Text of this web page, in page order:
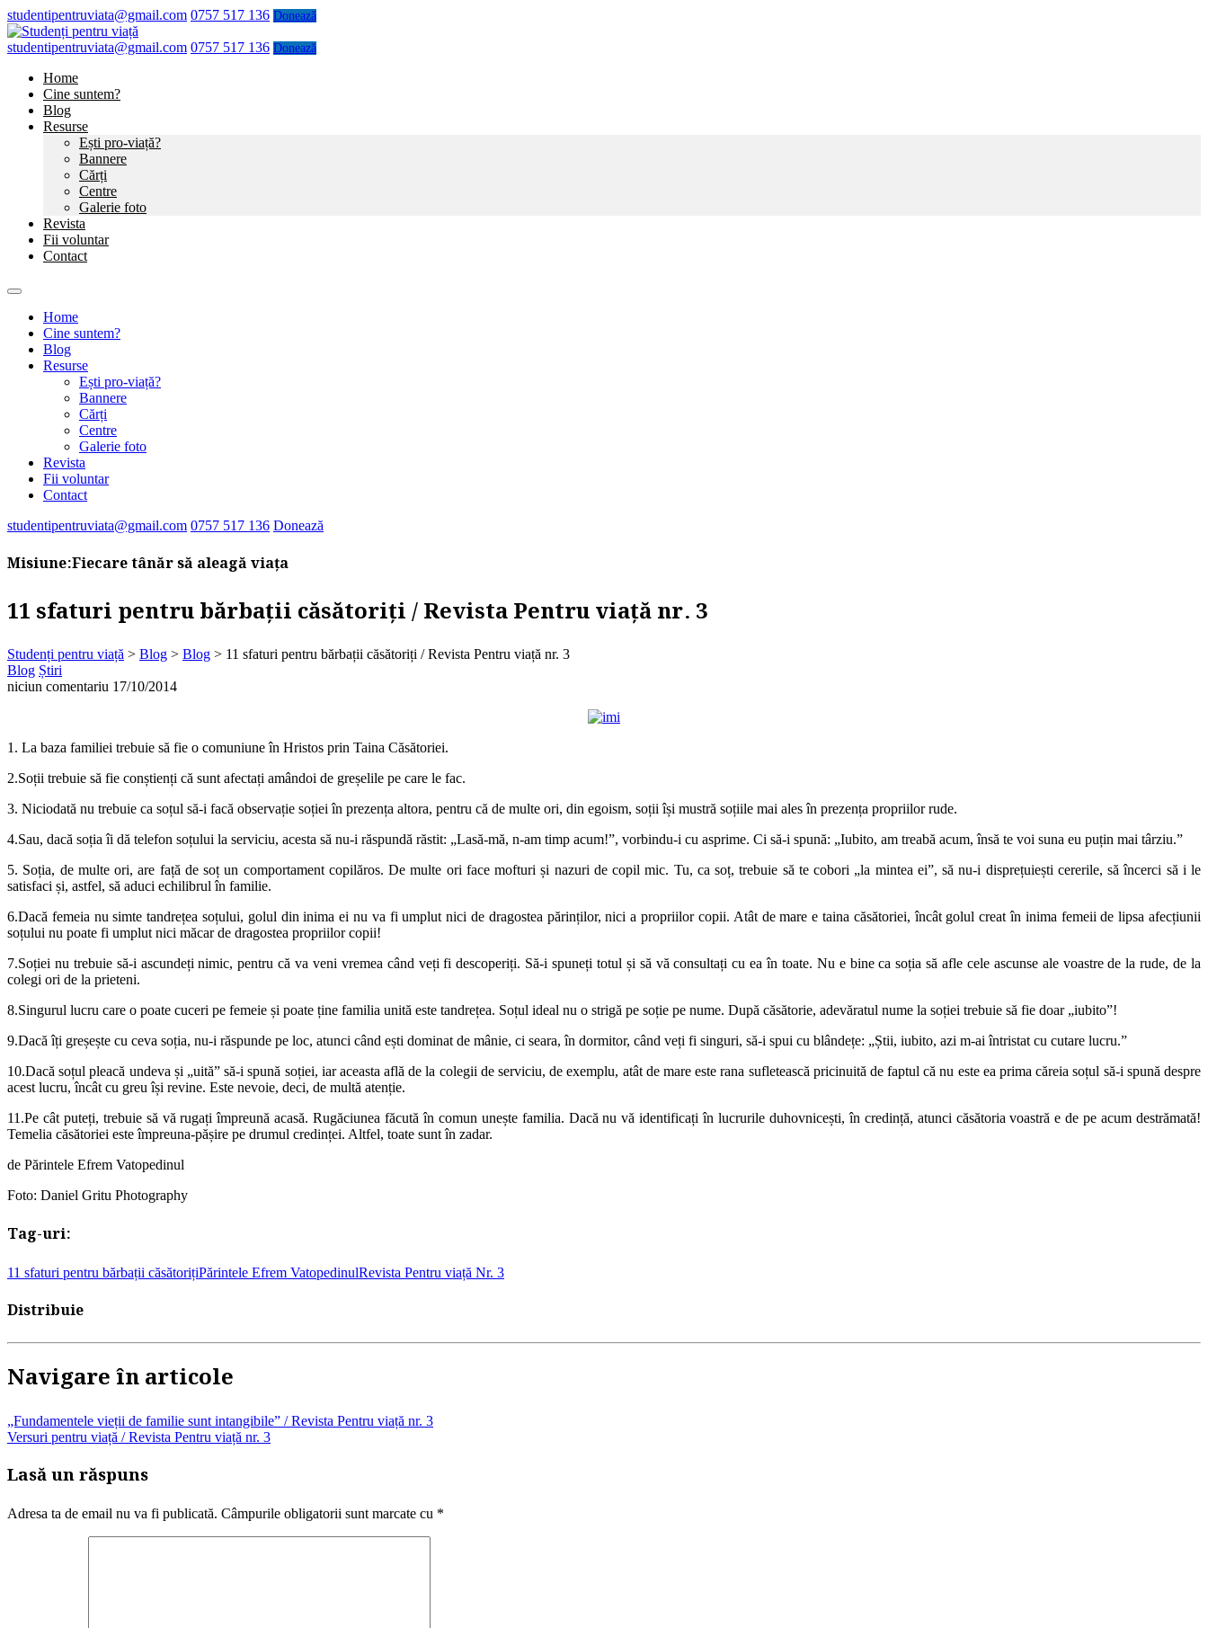
studentipentruviata@gmail.com 0757 517 136 Donează
studentipentruviata@gmail.com 0757 517 136 Donează
Home
Cine suntem?
Blog
Resurse
Ești pro-viață?
Bannere
Cărți
Centre
Galerie foto
Revista
Fii voluntar
Contact
Home
Cine suntem?
Blog
Resurse
Ești pro-viață?
Bannere
Cărți
Centre
Galerie foto
Revista
Fii voluntar
Contact
studentipentruviata@gmail.com 0757 517 136 Donează
Misiune:Fiecare tânăr să aleagă viața
11 sfaturi pentru bărbații căsătoriți / Revista Pentru viață nr. 3
Studenți pentru viață > Blog > Blog > 11 sfaturi pentru bărbații căsătoriți / Revista Pentru viață nr. 3
Blog Știri
niciun comentariu 17/10/2014
1. La baza familiei trebuie să fie o comuniune în Hristos prin Taina Căsătoriei.
2.Soții trebuie să fie conștienți că sunt afectați amândoi de greșelile pe care le fac.
3. Niciodată nu trebuie ca soțul să-i facă observație soției în prezența altora, pentru că de multe ori, din egoism, soții își mustră soțiile mai ales în prezența propriilor rude.
4.Sau, dacă soția îi dă telefon soțului la serviciu, acesta să nu-i răspundă răstit: „Lasă-mă, n-am timp acum!”, vorbindu-i cu asprime. Ci să-i spună: „Iubito, am treabă acum, însă te voi suna eu puțin mai târziu.”
5. Soția, de multe ori, are față de soț un comportament copilăros. De multe ori face mofturi și nazuri de copil mic. Tu, ca soț, trebuie să te cobori „la mintea ei”, să nu-i disprețuiești cererile, să încerci să i le
satisfaci și, astfel, să aduci echilibrul în familie.
6.Dacă femeia nu simte tandrețea soțului, golul din inima ei nu va fi umplut nici de dragostea părinților, nici a propriilor copii. Atât de mare e taina căsătoriei, încât golul creat în inima femeii de lipsa afecțiunii
soțului nu poate fi umplut nici măcar de dragostea propriilor copii!
7.Soției nu trebuie să-i ascundeți nimic, pentru că va veni vremea când veți fi descoperiți. Să-i spuneți totul și să vă consultați cu ea în toate. Nu e bine ca soția să afle cele ascunse ale voastre de la rude, de la
colegi ori de la prieteni.
8.Singurul lucru care o poate cuceri pe femeie și poate ține familia unită este tandrețea. Soțul ideal nu o strigă pe soție pe nume. După căsătorie, adevăratul nume la soției trebuie să fie doar „iubito”!
9.Dacă îți greșește cu ceva soția, nu-i răspunde pe loc, atunci când ești dominat de mânie, ci seara, în dormitor, când veți fi singuri, să-i spui cu blândețe: „Știi, iubito, azi m-ai întristat cu cutare lucru.”
10.Dacă soțul pleacă undeva și „uită” să-i spună soției, iar aceasta află de la colegii de serviciu, de exemplu, atât de mare este rana sufletească pricinuită de faptul că nu este ea prima căreia soțul să-i spună despre
acest lucru, încât cu greu își revine. Este nevoie, deci, de multă atenție.
11.Pe cât puteți, trebuie să vă rugați împreună acasă. Rugăciunea făcută în comun unește familia. Dacă nu vă identificați în lucrurile duhovnicești, în credință, atunci căsătoria voastră e de pe acum destrămată!
Temelia căsătoriei este împreuna-pășire pe drumul credinței. Altfel, toate sunt în zadar.
de Părintele Efrem Vatopedinul
Foto: Daniel Gritu Photography
Tag-uri:
11 sfaturi pentru bărbații căsătorițiPărintele Efrem VatopedinulRevista Pentru viață Nr. 3
Distribuie
Navigare în articole
„Fundamentele vieții de familie sunt intangibile” / Revista Pentru viață nr. 3
Versuri pentru viață / Revista Pentru viață nr. 3
Lasă un răspuns
Adresa ta de email nu va fi publicată. Câmpurile obligatorii sunt marcate cu *